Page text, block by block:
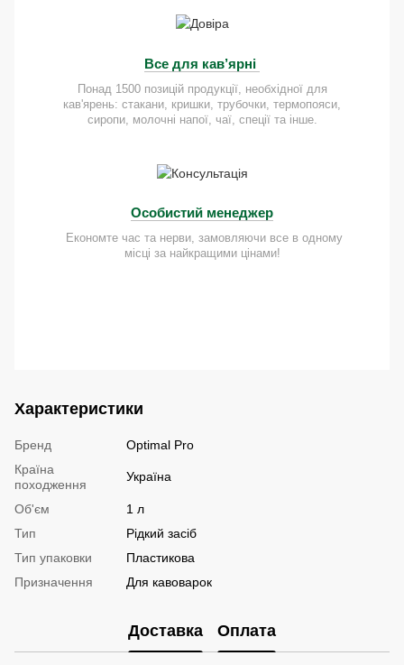
Все для кав’ярні
Понад 1500 позицій продукції, необхідної для
кав'ярень: стакани, кришки, трубочки, термопояси,
сиропи, молочні напої, чаї, спеції та інше.
Особистий менеджер
Економте час та нерви, замовляючи все в одному
місці за найкращими цінами!
Характеристики
Бренд
Optimal Pro
Країна
походження
Україна
Об'єм
1 л
Тип
Рідкий засіб
Тип упаковки
Пластикова
Призначення
Для кавоварок
Доставка Оплата